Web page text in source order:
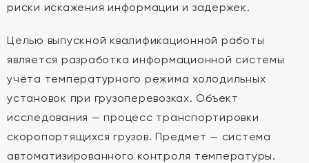
риски искажения информации и задержек.
Целью выпускной квалификационной работы
является разработка информационной системы
учёта температурного режима холодильных
установок при грузоперевозках. Объект
исследования — процесс транспортировки
скоропортящихся грузов. Предмет — система
автоматизированного контроля температуры.